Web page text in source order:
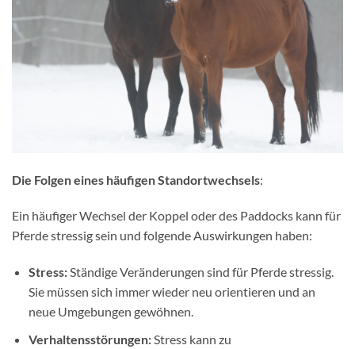
Die Folgen eines häufigen Standortwechsels:
Ein häufiger Wechsel der Koppel oder des Paddocks kann für
Pferde stressig sein und folgende Auswirkungen haben:
Stress:Ständige Veränderungen sind für Pferde stressig.
Sie müssen sich immer wieder neu orientieren und an
neue Umgebungen gewöhnen.
Verhaltensstörungen:Stress kann zu